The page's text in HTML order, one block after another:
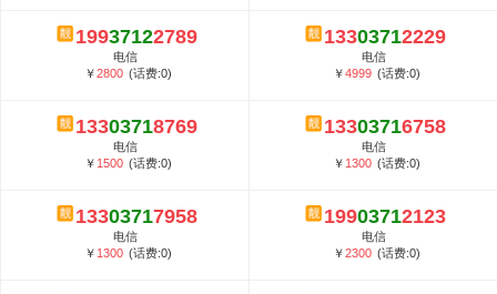
19937122789
电信
￥2800 (话费:0)
13303712229
电信
￥4999 (话费:0)
13303718769
电信
￥ 1500 (话费:0)
13303716758
电信
￥ 1300 (话费:0)
13303717958
电信
￥ 1300 (话费:0)
19903712123
电信
￥2300 (话费:0)